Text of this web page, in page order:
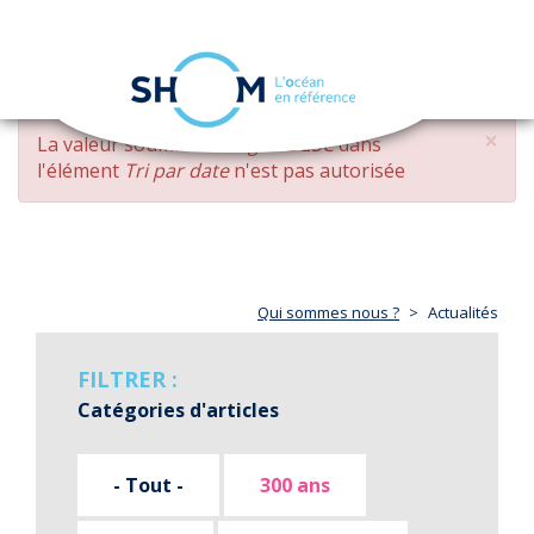
Aller
contenu
principal
navigation
×
MESSAGE
D'ERREUR
La valeur soumise changed DESCdans
l'élément Tri par daten'est pas autorisée
Qui sommes nous ? Actualités
FILTRER :
Catégories d'articles
- Tout - 300 ans